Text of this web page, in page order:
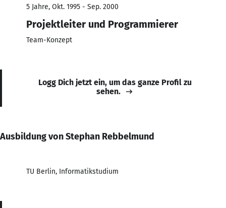
5 Jahre, Okt. 1995 - Sep. 2000
Projektleiter und Programmierer
Team-Konzept
Logg Dich jetzt ein, um das ganze Profil zu
sehen.
Ausbildung von Stephan Rebbelmund
TU Berlin, Informatikstudium